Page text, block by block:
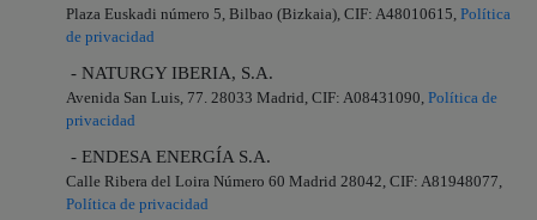
Plaza Euskadi número 5, Bilbao (Bizkaia), CIF: A48010615, Política
de privacidad
- NATURGY IBERIA, S.A.
Avenida San Luis, 77. 28033 Madrid, CIF: A08431090, Política de
privacidad
- ENDESA ENERGÍA S.A.
Calle Ribera del Loira Número 60 Madrid 28042, CIF: A81948077,
Política de privacidad